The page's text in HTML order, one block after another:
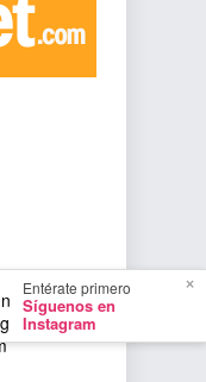
×
Entérate primero
Síguenos en
Instagram